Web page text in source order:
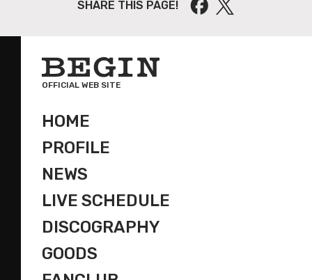
SHARE THIS PAGE!
OFFICIAL WEB SITE
HOME
PROFILE
NEWS
LIVE SCHEDULE
DISCOGRAPHY
GOODS